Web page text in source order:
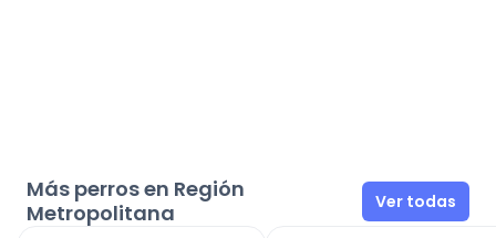
Más perros en Región
Metropolitana
Ver todas